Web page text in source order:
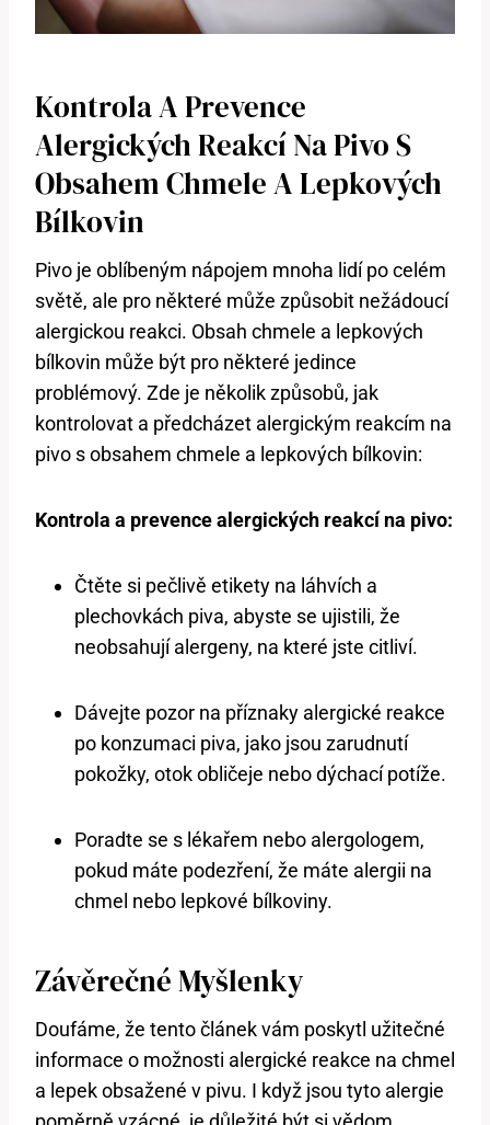
Kontrola A Prevence
Alergických Reakcí Na Pivo S
Obsahem Chmele A Lepkových
Bílkovin
Pivo je oblíbeným nápojem mnoha lidí po celém
světě, ale pro některé může způsobit nežádoucí
alergickou reakci. Obsah chmele a lepkových
bílkovin může být pro některé jedince
problémový. Zde je několik způsobů, jak
kontrolovat a předcházet alergickým reakcím na
pivo s obsahem chmele a lepkových bílkovin:
Kontrola a prevence alergických reakcí na pivo:
Čtěte si pečlivě etikety na láhvích a
plechovkách piva, abyste se ujistili, že
neobsahují alergeny, na které jste citliví.
Dávejte pozor na příznaky alergické reakce
po konzumaci piva, jako jsou zarudnutí
pokožky, otok obličeje nebo dýchací potíže.
Poradte se s lékařem nebo alergologem,
pokud máte podezření, že máte alergii na
chmel nebo lepkové bílkoviny.
Závěrečné Myšlenky
Doufáme, že tento článek vám poskytl užitečné
informace o možnosti alergické reakce na chmel
a lepek obsažené v pivu. I když jsou tyto alergie